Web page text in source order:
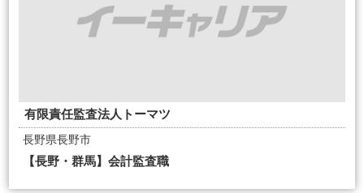
有限責任監査法人トーマツ
長野県長野市
【長野・群馬】会計監査職